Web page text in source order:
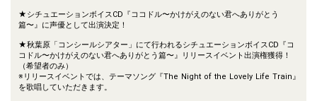
★シチュエーションボイスCD『ココドル〜かけがえのない君へありがとう
篇〜』に声優として出演決定！
★秋葉原「コンシールシアター」にて行われるシチュエーションボイスCD『コ
コドル〜かけがえのない君へありがとう篇〜』リリースイベント出演権獲得！
（希望者のみ）
※リリースイベントでは、テーマソング『The Night of the Lovely Life Train』
を歌唱していただきます。